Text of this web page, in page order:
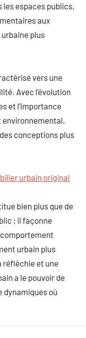
les espaces publics,
aux
plus
vers une
Avec l’évolution
et l’importance
environnemental,
conceptions plus
urbain original
bien plus que de
; il façonne
comportement
urbain plus
réfléchie et une
a le pouvoir de
dynamiques où